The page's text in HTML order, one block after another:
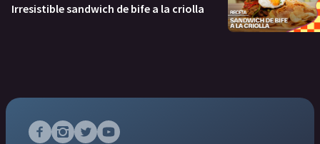
Irresistible sandwich de bife a la criolla